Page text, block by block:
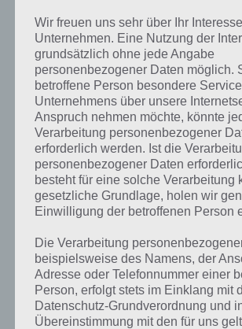
Wie du deinem Sim einen neuen Job zuweisen
auch im Video:
[index]
Wir freuen uns sehr über Ihr
Unternehmen. Eine Nutzung der
grundsätzlich ohne jede Angabe
personenbezogener Daten möglich.
betroffene Person besondere
Unternehmens über unsere
Anspruch nehmen möchte, könnte
Verarbeitung personenbezogener
erforderlich werden. Ist die
personenbezogener Daten
besteht für eine solche Verarbeitung
gesetzliche Grundlage, holen wir
Einwilligung der betroffenen Person
Die Verarbeitung
beispielsweise des Namens, der
Adresse oder Telefonnummer einer
Person, erfolgt stets im Einklang mit
Datenschutz-Grundverordnung und
Übereinstimmung mit den für uns